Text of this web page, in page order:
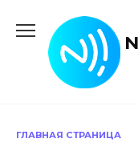
содержанию
ГЛАВНАЯ СТРАНИЦА